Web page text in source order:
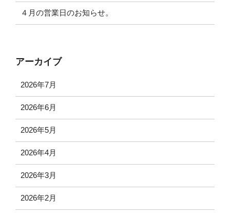
４月の営業日のお知らせ。
アーカイブ
2026年7月
2026年6月
2026年5月
2026年4月
2026年3月
2026年2月